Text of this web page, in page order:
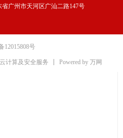
省广州市天河区广汕二路147号
12015808号
计算及安全服务 Powered by 万网